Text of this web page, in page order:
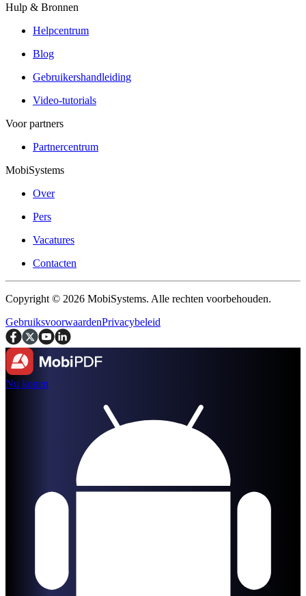
Hulp & Bronnen
Helpcentrum
Blog
Gebruikershandleiding
Video-tutorials
Voor partners
Partnercentrum
MobiSystems
Over
Pers
Vacatures
Contacten
Copyright © 2026 MobiSystems. Alle rechten voorbehouden.
GebruiksvoorwaardenPrivacybeleid
Nu kopen